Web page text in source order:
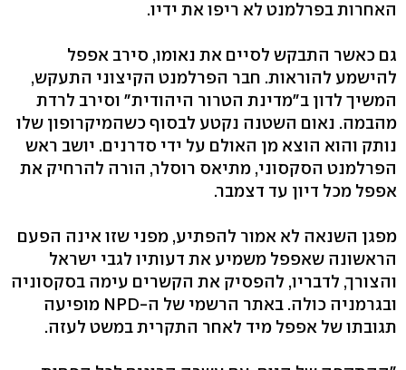
האחרות בפרלמנט לא ריפו את ידיו.
גם כאשר התבקש לסיים את נאומו, סירב אפפל
להישמע להוראות. חבר הפרלמנט הקיצוני התעקש,
המשיך לדון ב"מדינת הטרור היהודית" וסירב לרדת
מהבמה. נאום השטנה נקטע לבסוף כשהמיקרופון שלו
נותק והוא הוצא מן האולם על ידי סדרנים. יושב ראש
הפרלמנט הסקסוני, מתיאס רוסלר, הורה להרחיק את
אפפל מכל דיון עד דצמבר.
מפגן השנאה לא אמור להפתיע, מפני שזו אינה הפעם
הראשונה שאפפל משמיע את דעותיו לגבי ישראל
והצורך, לדבריו, להפסיק את הקשרים עימה בסקסוניה
ובגרמניה כולה. באתר הרשמי של ה-NPD מופיעה
תגובתו של אפפל מיד לאחר התקרית במשט לעזה.